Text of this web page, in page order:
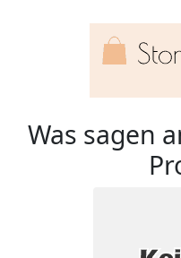
Was sagen